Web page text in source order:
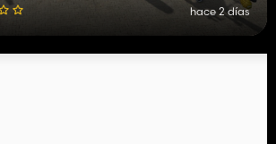
hace 2 días